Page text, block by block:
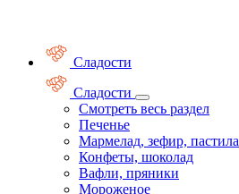
Сладости
Сладости
Смотреть весь раздел
Печенье
Мармелад, зефир, пастила
Конфеты, шоколад
Вафли, пряники
Мороженое